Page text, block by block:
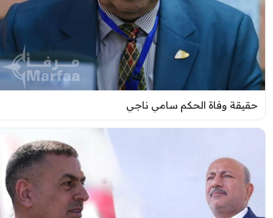
وفاة الحكم سامي ناجي